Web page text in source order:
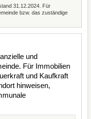
31.12.2024. Für
bzw. das zuständige
und
Für Immobilien
und Kaufkraft
hinweisen,